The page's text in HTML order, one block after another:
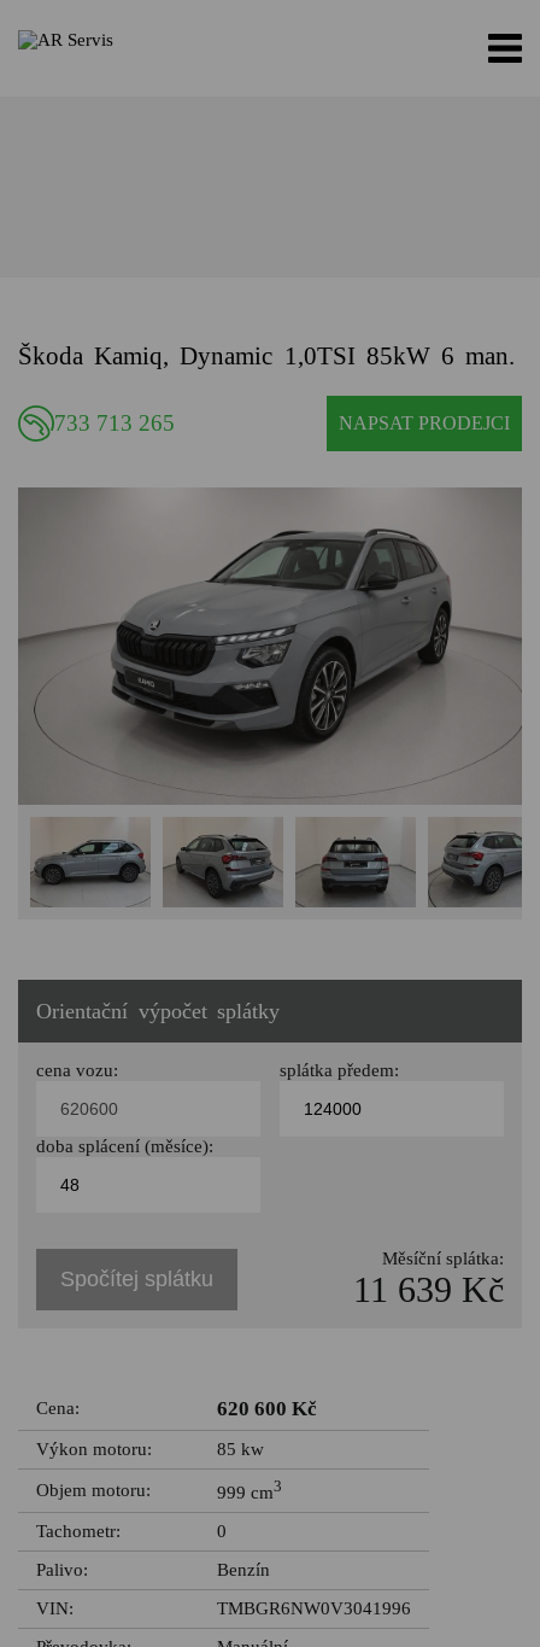
Škoda Kamiq, Dynamic 1,0TSI 85kW 6 man.
733 713 265 NAPSAT PRODEJCI
Orientační výpočet splátky
cena vozu: splátka předem:
doba splácení (měsíce):
Spočítej splátku
Měsíční splátka:
11 639 Kč
Cena: 620 600 Kč
Výkon motoru: 85 kw
Objem motoru: 999 cm3
Tachometr:
0
Palivo:
Benzín
VIN:
TMBGR6NW0V3041996